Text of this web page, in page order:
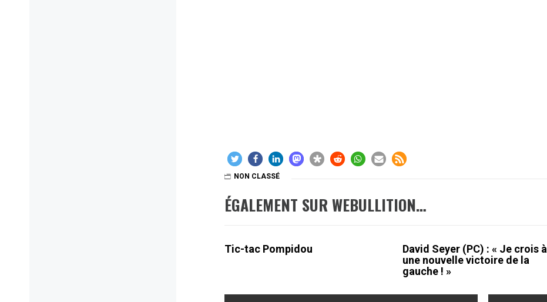
NON CLASSÉ
ÉGALEMENT SUR WEBULLITION…
Tic-tac Pompidou
David Seyer (PC) : « Je crois à
une nouvelle victoire de la
gauche ! »